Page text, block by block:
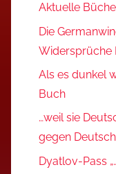
Aktuelle
Die
Widersprüche
Als es dunkel
Buch
…weil sie
gegen
Dyatlov-Pass